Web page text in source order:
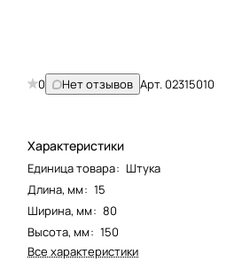
0 Нет отзывов Арт.02315010
Характеристики
Единица товара: Штука
Длина, мм: 15
Ширина, мм: 80
Высота, мм: 150
Все характеристики